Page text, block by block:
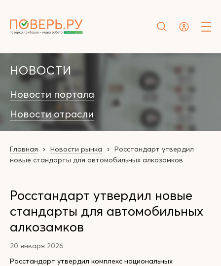
НОВОСТИ
Новости портала
Новости отрасли
Главная Новости рынка
Росстандарт утвердил
новые стандарты для автомобильных алкозамков
Росстандарт утвердил новые
стандарты для автомобильных
алкозамков
20 января 2026
Росстандарт утвердил комплекс национальных